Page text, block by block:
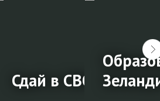
IELTS в
Сдай в СВОЁМ